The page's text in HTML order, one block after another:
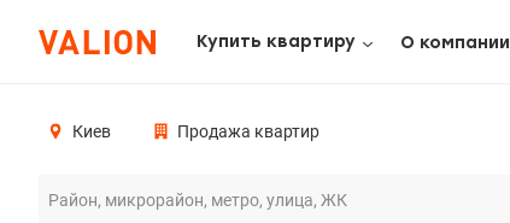
Купить квартиру О компании
Киев Продажа квартир